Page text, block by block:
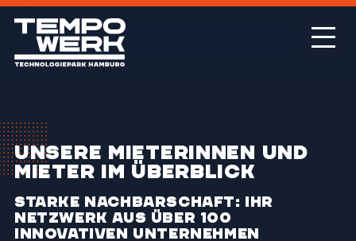
Unsere Mieterinnen und
Mieter im Überblick
Starke Nachbarschaft: Ihr
Netzwerk aus über 100
innovativen Unternehmen